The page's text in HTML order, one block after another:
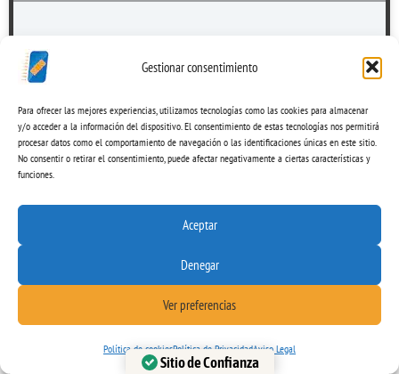
Gestionar consentimiento
Para ofrecer las mejores experiencias, utilizamos tecnologías como las cookies para almacenar
y/o acceder a la información del dispositivo. El consentimiento de estas tecnologías nos permitirá
procesar datos como el comportamiento de navegación o las identificaciones únicas en este sitio.
No consentir o retirar el consentimiento, puede afectar negativamente a ciertas características y
funciones.
Aceptar
Denegar
Ver preferencias
Política de cookiesPolítica de PrivacidadAviso Legal
Cómo reparar el botón de inicio del iPhone 7
¿Cómo reparar el botón de inicio del iPhone 7? Si te has
hecho esta pregunta, es posible que tengas un problema.
Sitio de Confianza